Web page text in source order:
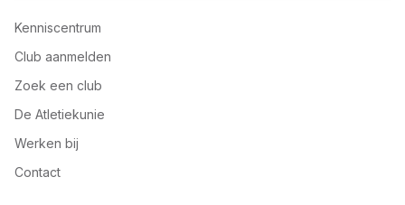
Kenniscentrum
Club aanmelden
Zoek een club
De Atletiekunie
Werken bij
Contact